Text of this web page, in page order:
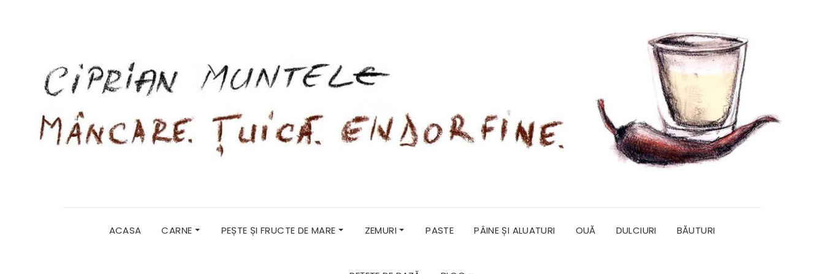
ACASA CARNE PEȘTE ȘI FRUCTE DE MARE ZEMURI PASTE PÂINE ȘI ALUATURI OUĂ DULCIURI BĂUTURI